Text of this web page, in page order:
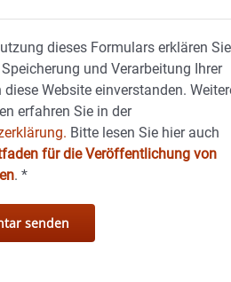
dieses Formulars erklären Sie
und Verarbeitung Ihrer
diese Website einverstanden.
erfahren Sie in der
Bitte lesen Sie hier auch
für die Veröffentlichung von
.*